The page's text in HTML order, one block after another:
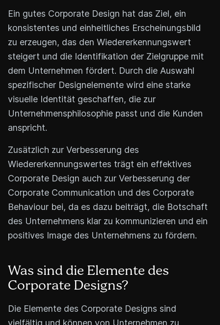
Ein gutes Corporate Design hat das Ziel, ein
konsistentes und einheitliches Erscheinungsbild
zu erzeugen, das den Wiedererkennungswert
steigert und die Identifikation der Zielgruppe mit
dem Unternehmen fördert. Durch die Auswahl
spezifischer Designelemente wird eine starke
visuelle Identität geschaffen, die zur
Unternehmensphilosophie passt und die Kunden
anspricht.
Zusätzlich zur Verbesserung des
Wiedererkennungswertes trägt ein effektives
Corporate Design auch zur Verbesserung der
Corporate Communication und des Corporate
Behaviour bei, da es dazu beiträgt, die Botschaft
des Unternehmens klar zu kommunizieren und ein
positives Image des Unternehmens zu fördern.
Was sind die Elemente des
Corporate Designs?
Die Elemente des Corporate Designs sind
vielfältig und können von Unternehmen zu